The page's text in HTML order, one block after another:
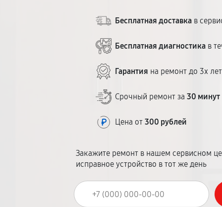
Бесплатная доставка в
Бесплатная диагностика в
Гарантия на ремонт до 3х лет
Срочный ремонт за30 минут
Цена от300 рублей
Закажите ремонт в нашем сервисном
исправное устройство в тот же день